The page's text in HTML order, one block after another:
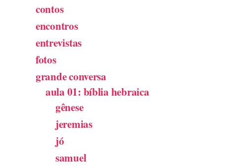
contos
encontros
entrevistas
fotos
grande conversa
aula 01: bíblia hebraica
gênese
jeremias
jó
samuel